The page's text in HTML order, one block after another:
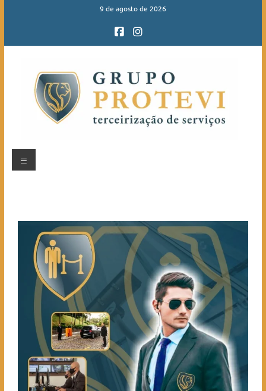
9 de agosto de 2026